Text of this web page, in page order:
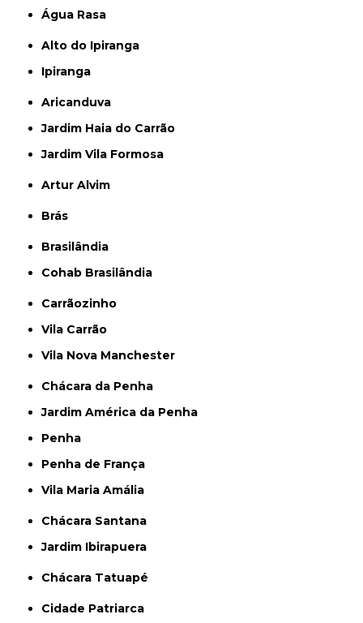
Água Rasa
Alto do Ipiranga
Ipiranga
Aricanduva
Jardim Haia do Carrão
Jardim Vila Formosa
Artur Alvim
Brás
Brasilândia
Cohab Brasilândia
Carrãozinho
Vila Carrão
Vila Nova Manchester
Chácara da Penha
Jardim América da Penha
Penha
Penha de França
Vila Maria Amália
Chácara Santana
Jardim Ibirapuera
Chácara Tatuapé
Cidade Patriarca